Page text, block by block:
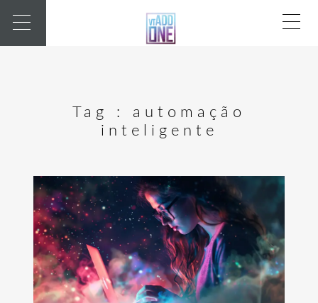
Tag : automação
inteligente